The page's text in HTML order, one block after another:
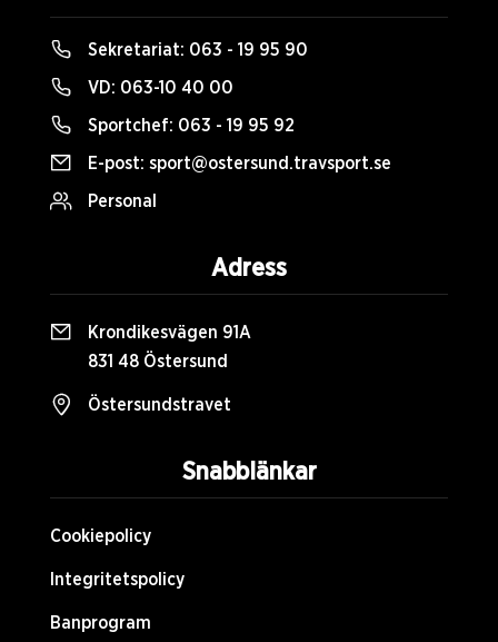
Snabblänkar
Cookiepolicy
Integritetspolicy
Banprogram
Sekretariat: 063 - 19 95 90
VD: 063-10 40 00
Sportchef: 063 - 19 95 92
E-post: sport@ostersund.travsport.se
Personal
Adress
Krondikesvägen 91A
831 48 Östersund
Östersundstravet